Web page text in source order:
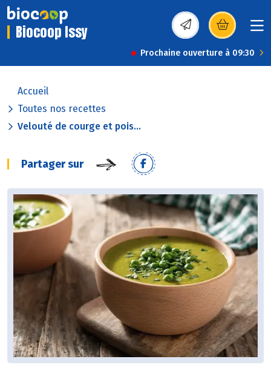
Biocoop Issy (s’ouvre dans une
Prochaine ouverture à 09:30
Accueil
Toutes nos recettes
Velouté de courge et pois...
Partager sur